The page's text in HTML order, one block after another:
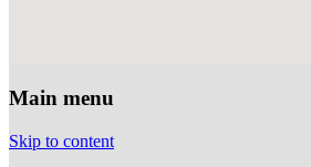
Main menu
Skip to content